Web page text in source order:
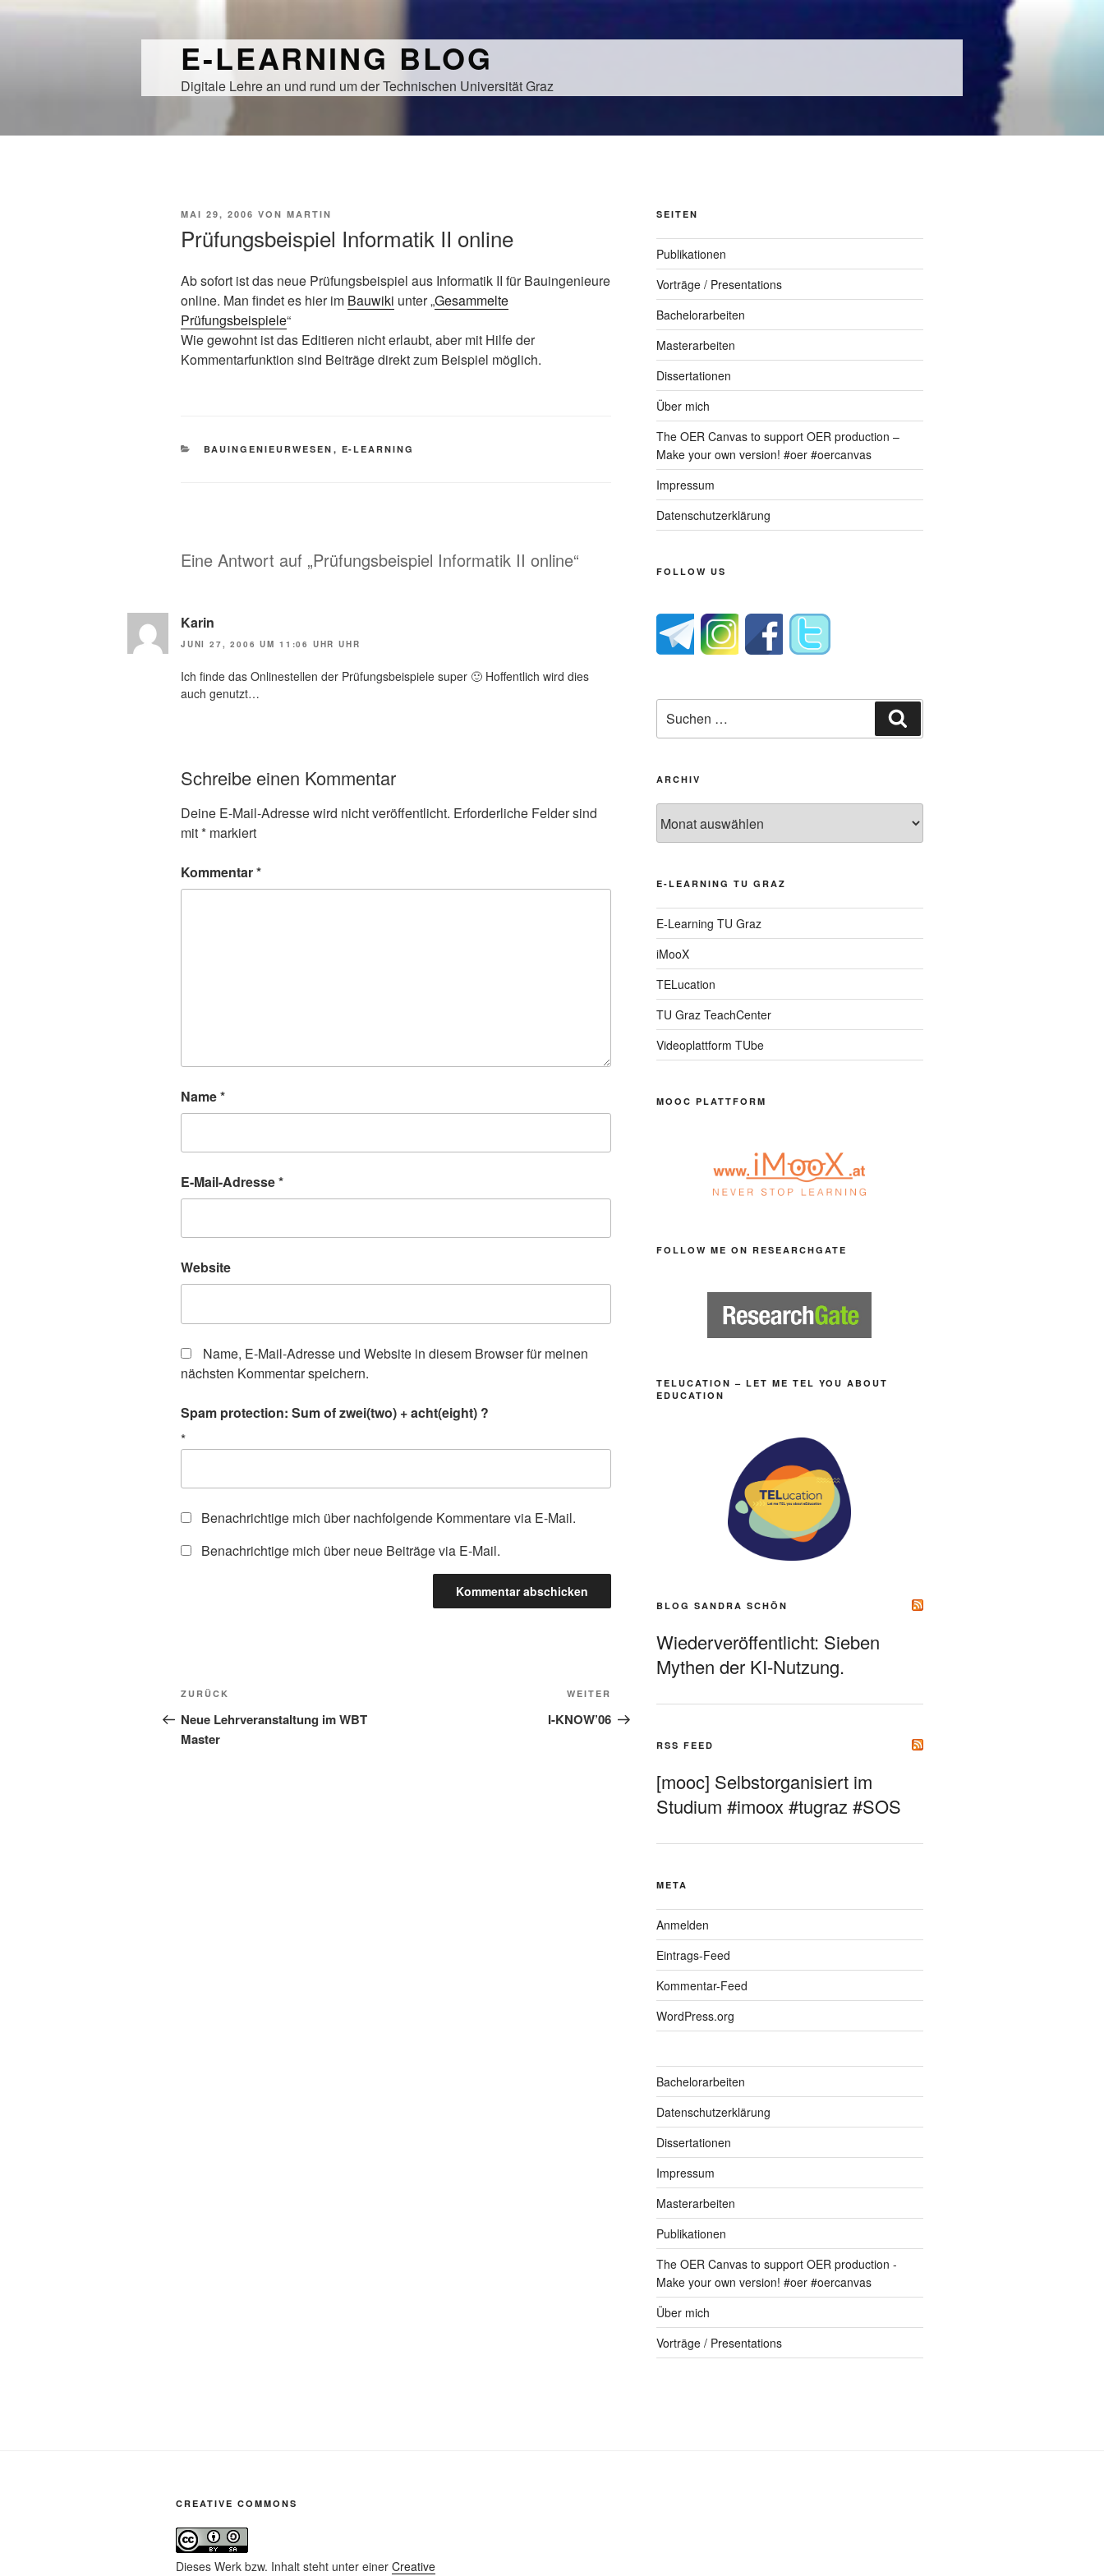
E-LEARNING BLOG
Digitale Lehre an und rund um der Technischen Universität Graz
VERÖFFENTLICHT
MAI 29, 2006 VON MARTIN
Prüfungsbeispiel Informatik II online
Ab sofort ist das neue Prüfungsbeispiel aus Informatik II für Bauingenieure
online. Man findet es hier im Bauwiki unter „Gesammelte
Prüfungsbeispiele“
Wie gewohnt ist das Editieren nicht erlaubt, aber mit Hilfe der
Kommentarfunktion sind Beiträge direkt zum Beispiel möglich.
KATEGORIEN
BAUINGENIEURWESEN , E-LEARNING
Eine Antwort auf „Prüfungsbeispiel Informatik II online“
Karin
JUNI 27, 2006 UM 11:06 UHR UHR
Ich finde das Onlinestellen der Prüfungsbeispiele super 🙂 Hoffentlich wird dies
auch genutzt…
Schreibe einen Kommentar
Deine E-Mail-Adresse wird nicht veröffentlicht. Erforderliche Felder sind
mit* markiert
Kommentar*
Name*
E-Mail-Adresse*
Website
Name, E-Mail-Adresse und Website in diesem Browser für meinen
nächsten Kommentar speichern.
Spam protection: Sum of zwei(two) + acht(eight) ?
*
Benachrichtige mich über nachfolgende Kommentare via E-Mail.
Benachrichtige mich über neue Beiträge via E-Mail.
Beitragsnavigation
Vorheriger
Beitrag
ZURÜCK
Neue Lehrveranstaltung im WBT
Master
Beitrag
WEITER
I-KNOW’06
SEITEN
Publikationen
Vorträge / Presentations
Bachelorarbeiten
Masterarbeiten
Dissertationen
Über mich
The OER Canvas to support OER production –
Make your own version! #oer #oercanvas
Impressum
Datenschutzerklärung
FOLLOW US
nach:
ARCHIV
E-LEARNING TU GRAZ
E-Learning TU Graz
iMooX
TELucation
TU Graz TeachCenter
Videoplattform TUbe
MOOC PLATTFORM
FOLLOW ME ON RESEARCHGATE
TELUCATION – LET ME TEL YOU ABOUT
EDUCATION
BLOG SANDRA SCHÖN
Wiederveröffentlicht: Sieben
Mythen der KI-Nutzung.
RSS FEED
[mooc] Selbstorganisiert im
Studium #imoox #tugraz #SOS
META
Anmelden
Eintrags-Feed
Kommentar-Feed
WordPress.org
Bachelorarbeiten
Datenschutzerklärung
Dissertationen
Impressum
Masterarbeiten
Publikationen
The OER Canvas to support OER production -
Make your own version! #oer #oercanvas
Über mich
Vorträge / Presentations
CREATIVE COMMONS
Dieses Werk bzw. Inhalt steht unter einer Creative